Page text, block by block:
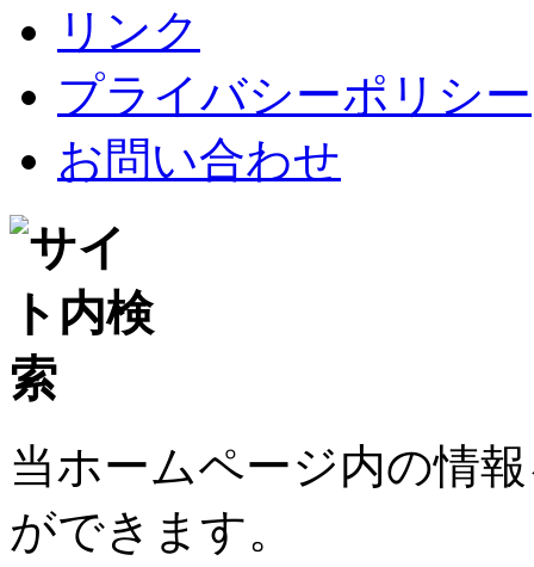
リンク
プライバシーポリシー
お問い合わせ
当ホームページ内の情
ができます。